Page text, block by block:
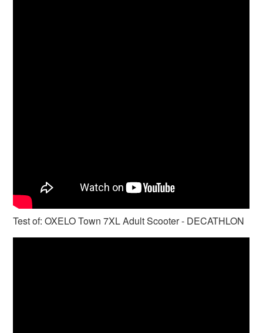
Test of: OXELO Town 7XL Adult Scooter - DECATHLON